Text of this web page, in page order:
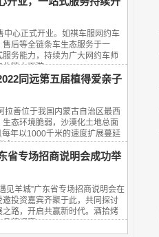
中心正式开业。如祺车服网约车
后等全链条车生态服务于一
务能力，持续为广大网约车师
业链上下游...
同远第五届植得爱亲子
拉善位于我国内蒙古自治区最西
态环境脆弱，沙漠化土地总面
年以1000千米的速度扩展蔓延
之...
省专场招商说明会成功举
见羊城”广东省专场招商说明会在
投资嘉宾齐聚于此，共同探讨
路，开启共赢新时代。酒拾烤
品牌招商...